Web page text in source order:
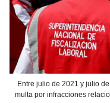
Entre julio de 2021 y julio
multa por infracciones